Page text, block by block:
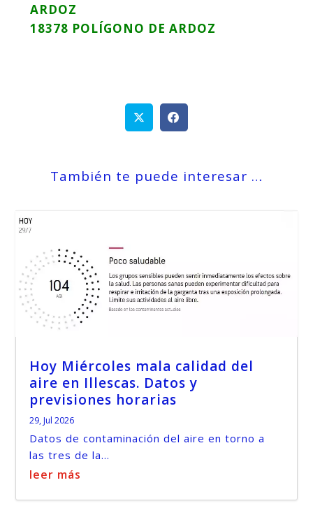
ARDOZ
18378 POLÍGONO DE ARDOZ
También te puede interesar …
Hoy Miércoles mala calidad del
aire en Illescas. Datos y
previsiones horarias
29, Jul 2026
Datos de contaminación del aire en torno a
las tres de la...
leer más